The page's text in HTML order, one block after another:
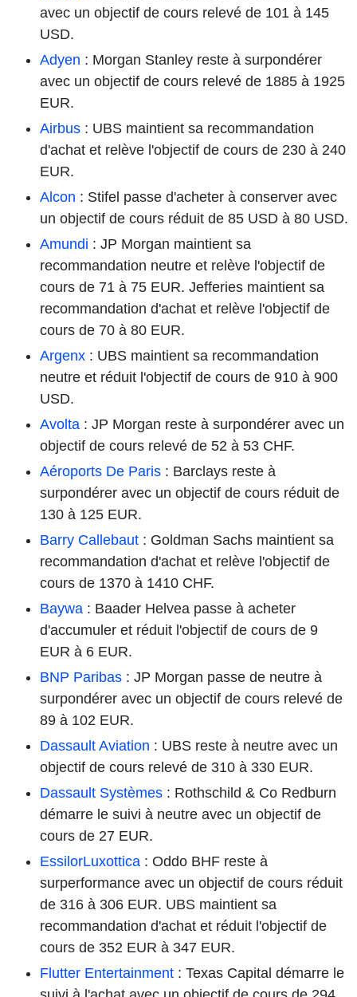
avec un objectif de cours relevé de 101 à 145
USD.
Adyen : Morgan Stanley reste à surpondérer
avec un objectif de cours relevé de 1885 à 1925
EUR.
Airbus : UBS maintient sa recommandation
d'achat et relève l'objectif de cours de 230 à 240
EUR.
Alcon : Stifel passe d'acheter à conserver avec
un objectif de cours réduit de 85 USD à 80 USD.
Amundi : JP Morgan maintient sa
recommandation neutre et relève l'objectif de
cours de 71 à 75 EUR. Jefferies maintient sa
recommandation d'achat et relève l'objectif de
cours de 70 à 80 EUR.
Argenx : UBS maintient sa recommandation
neutre et réduit l'objectif de cours de 910 à 900
USD.
Avolta : JP Morgan reste à surpondérer avec un
objectif de cours relevé de 52 à 53 CHF.
Aéroports De Paris : Barclays reste à
surpondérer avec un objectif de cours réduit de
130 à 125 EUR.
Barry Callebaut : Goldman Sachs maintient sa
recommandation d'achat et relève l'objectif de
cours de 1370 à 1410 CHF.
Baywa : Baader Helvea passe à acheter
d'accumuler et réduit l'objectif de cours de 9
EUR à 6 EUR.
BNP Paribas : JP Morgan passe de neutre à
surpondérer avec un objectif de cours relevé de
89 à 102 EUR.
Dassault Aviation : UBS reste à neutre avec un
objectif de cours relevé de 310 à 330 EUR.
Dassault Systèmes : Rothschild & Co Redburn
démarre le suivi à neutre avec un objectif de
cours de 27 EUR.
EssilorLuxottica : Oddo BHF reste à
surperformance avec un objectif de cours réduit
de 316 à 306 EUR. UBS maintient sa
recommandation d'achat et réduit l'objectif de
cours de 352 EUR à 347 EUR.
Flutter Entertainment : Texas Capital démarre le